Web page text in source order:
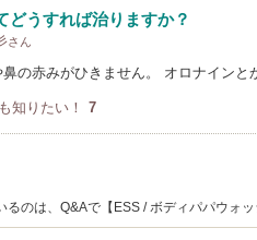
どうすれば治りますか？
さん
鼻の赤みがひきません。 オロナイン
知りたい！ 7
るのは、Q&Aで【ESS / ボディパパウォ